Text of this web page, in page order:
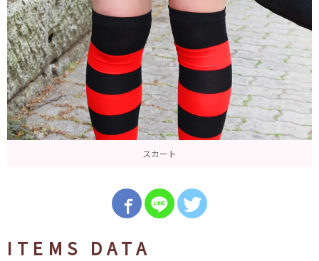
スカート
ITEMS DATA